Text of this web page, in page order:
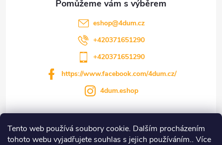
Tento web používá soubory cookie. Dalším procházením
tohoto webu vyjadřujete souhlas s jejich používáním.. Více
eshop@4dum.cz
+420371651290
+420371651290
https://www.facebook.com/4dum.cz/
4dum.eshop
Informace pro vás